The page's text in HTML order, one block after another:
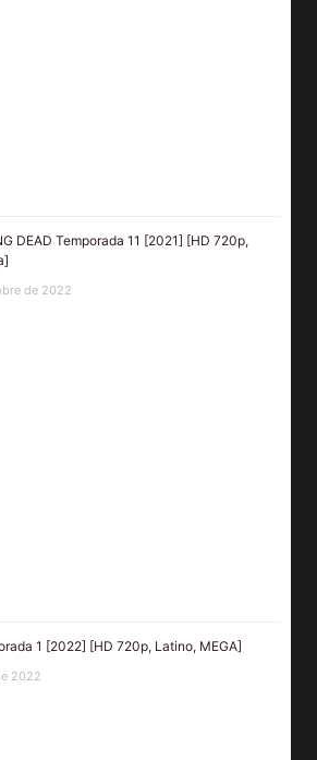
DEAD Temporada 11 [2021] [HD 720p,
de 2022
1 [2022] [HD 720p, Latino, MEGA]
2022